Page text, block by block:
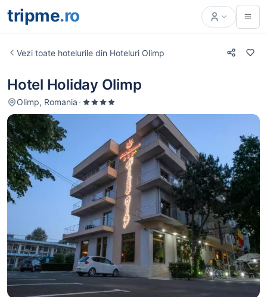
tripme.ro
Vezi toate hotelurile din Hoteluri Olimp
Hotel Holiday Olimp
Olimp, Romania ·